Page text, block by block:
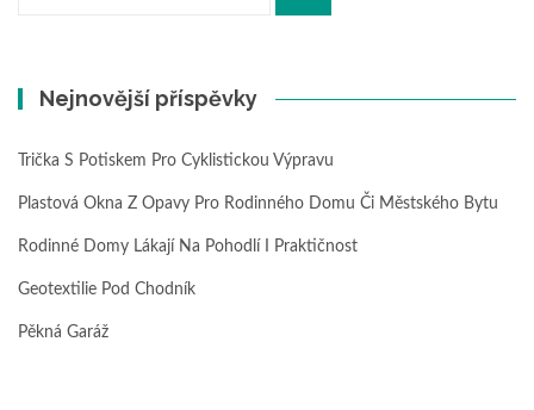
Nejnovější příspěvky
Trička S Potiskem Pro Cyklistickou Výpravu
Plastová Okna Z Opavy Pro Rodinného Domu Či Městského Bytu
Rodinné Domy Lákají Na Pohodlí I Praktičnost
Geotextilie Pod Chodník
Pěkná Garáž